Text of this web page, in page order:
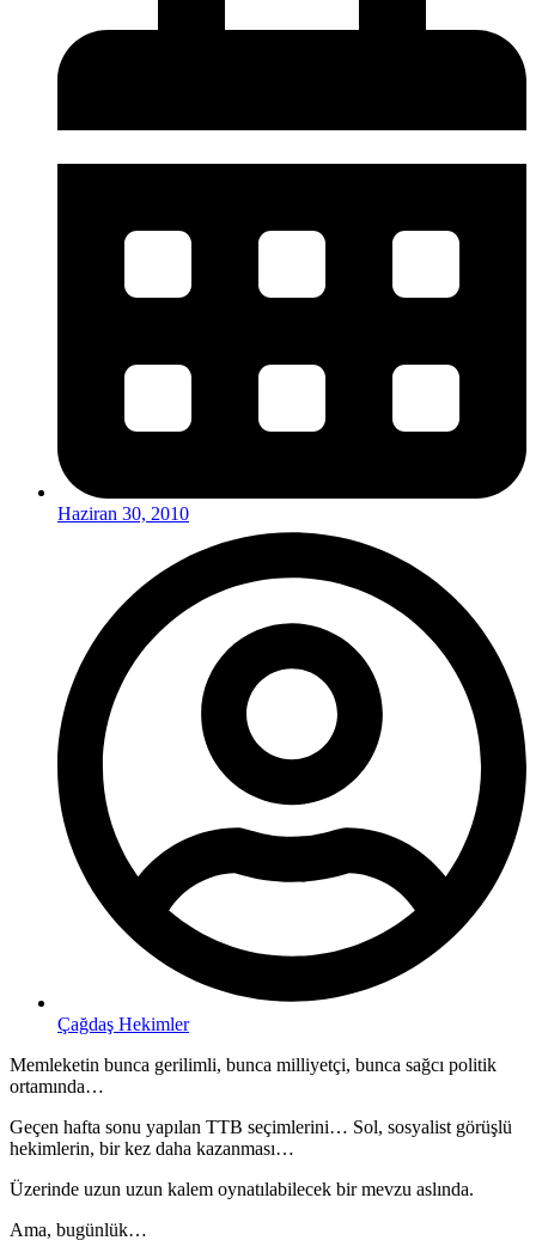
Haziran 30, 2010
Çağdaş Hekimler
Memleketin bunca gerilimli, bunca milliyetçi, bunca sağcı politik
ortamında…
Geçen hafta sonu yapılan TTB seçimlerini… Sol, sosyalist görüşlü
hekimlerin, bir kez daha kazanması…
Üzerinde uzun uzun kalem oynatılabilecek bir mevzu aslında.
Ama, bugünlük…